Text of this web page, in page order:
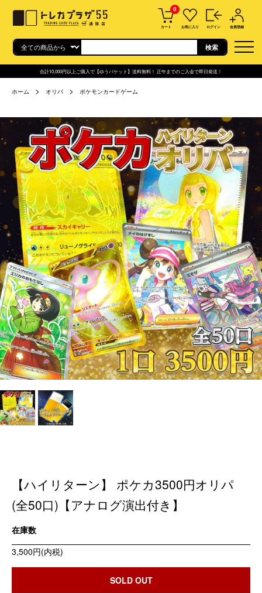
0
カート お気に入り ログイン 会員登録
合計10,000円以上ご購入で【ゆうパケット】送料無料！ 正午までのご入金で即日発送！
ホーム オリパ ポケモンカードゲーム
【ハイリターン】 ポケカ3500円オリパ
(全50口)【アナログ演出付き】
在庫数
3,500円(内税)
SOLD OUT